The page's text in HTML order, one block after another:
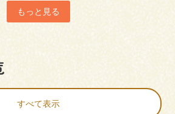
もっと見る
すべて表示